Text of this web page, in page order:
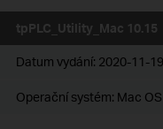
tpPLC_Utility_Mac 10.15
Datum vydání: 2020-11-19
Operační systém: Mac